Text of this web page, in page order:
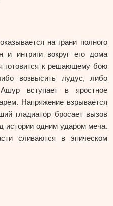
на грани полного
и интриги вокруг его дома
готовится к решающему бою
возвысить лудус, либо
вступает в яростное
Напряжение взрывается
гладиатор бросает вызов
истории одним ударом меча.
сливаются в эпическом